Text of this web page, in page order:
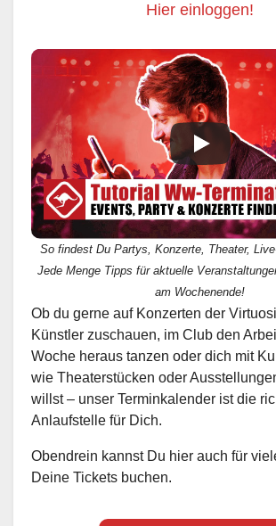
Hier einloggen!
So findest Du Partys, Konzerte, Theater,
Jede Menge Tipps für aktuelle
am Wochenende!
Ob du gerne auf Konzerten der
Künstler zuschauen, im Club den
Woche heraus tanzen oder dich mit
wie Theaterstücken oder
willst – unser Terminkalender ist die
Anlaufstelle für Dich.
Obendrein kannst Du hier auch für
Deine Tickets buchen.